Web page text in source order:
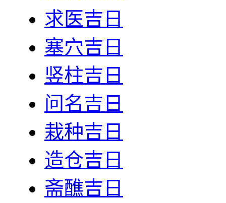
求医吉日
塞穴吉日
竖柱吉日
问名吉日
栽种吉日
造仓吉日
斋醮吉日